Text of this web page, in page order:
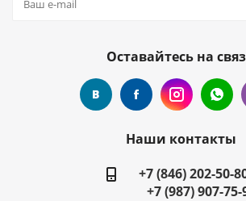
Оставайтесь на
Наши контакты
+7 (846) 202-50-
+7 (987) 907-75-